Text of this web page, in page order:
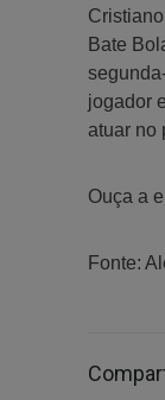
Bate
jogador
atuar no
Ouça a
Fonte: